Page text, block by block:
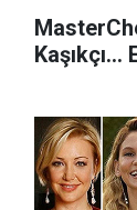
Kaşıkçı...